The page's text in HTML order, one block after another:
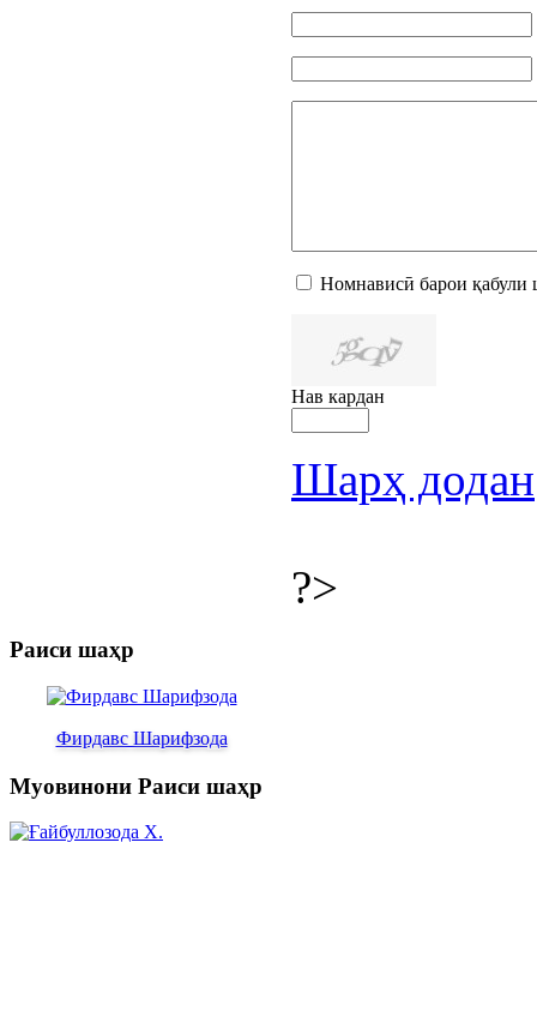
Номнависӣ барои қабули
Нав кардан
Шарҳ додан
?>
Раиси шаҳр
Фирдавс Шарифзода
Муовинони Раиси шаҳр